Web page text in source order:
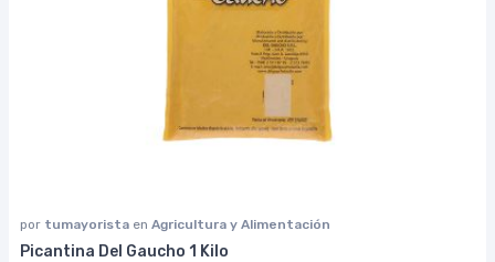
por tumayorista en Agricultura y Alimentación
Picantina Del Gaucho 1 Kilo